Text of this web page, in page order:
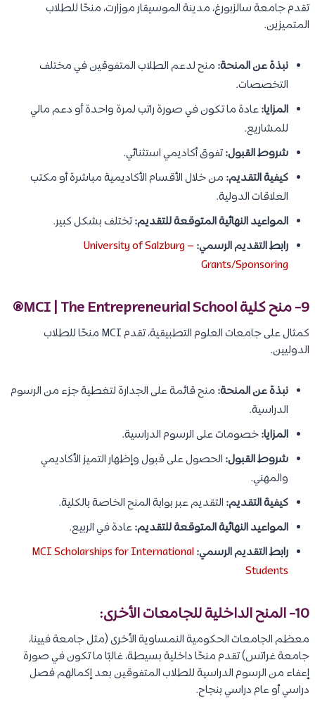
تقدم جامعة سالزبورغ، مدينة الموسيقار موزارت، منحًا للطلاب
المتميزين.
نبذة عن المنحة: منح لدعم الطلاب المتفوقين في مختلف
التخصصات.
المزايا:عادة ما تكون في صورة راتب لمرة واحدة أو دعم مالي
للمشاريع.
شروط القبول:تفوق أكاديمي استثنائي.
كيفية التقديم: من خلال الأقسام الأكاديمية مباشرة أو مكتب
العلاقات الدولية.
المواعيد النهائية المتوقعة للتقديم:تختلف بشكل كبير.
رابط التقديم الرسمي: University of Salzburg –
Grants/Sponsoring
9- منح كلية MCI | The Entrepreneurial School®
كمثال على جامعات العلوم التطبيقية، تقدم MCI منحًا للطلاب
الدوليين.
نبذة عن المنحة: منح قائمة على الجدارة لتغطية جزء من الرسوم
الدراسية.
المزايا:خصومات على الرسوم الدراسية.
شروط القبول: الحصول على قبول وإظهار التميز الأكاديمي
والمهني.
كيفية التقديم: التقديم عبر بوابة المنح الخاصة بالكلية.
المواعيد النهائية المتوقعة للتقديم:عادة في الربيع.
رابط التقديم الرسمي:MCI Scholarships for International
Students
10- المنح الداخلية للجامعات الأخرى:
معظم الجامعات الحكومية النمساوية الأخرى (مثل جامعة فيينا،
جامعة غراتس) تقدم منحًا داخلية بسيطة، غالبًا ما تكون في صورة
إعفاء من الرسوم الدراسية للطلاب المتفوقين بعد إكمالهم فصل
دراسي أو عام دراسي بنجاح.